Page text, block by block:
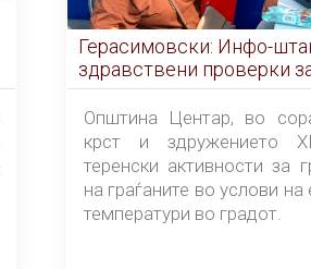
Герасимовски: Инфо-
здравствени проверки
граѓаните во услови на
Општина Центар, во
крст и здружението
теренски активности за
на граѓаните во услови
температури во градот.